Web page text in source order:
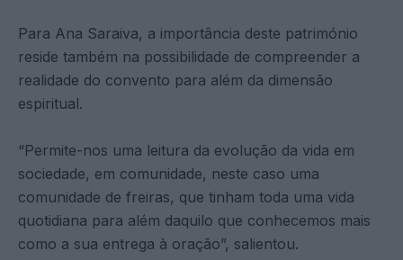
Para Ana Saraiva, a importância deste património
reside também na possibilidade de compreender a
realidade do convento para além da dimensão
espiritual.
“Permite-nos uma leitura da evolução da vida em
sociedade, em comunidade, neste caso uma
comunidade de freiras, que tinham toda uma vida
quotidiana para além daquilo que conhecemos mais
como a sua entrega à oração”, salientou.